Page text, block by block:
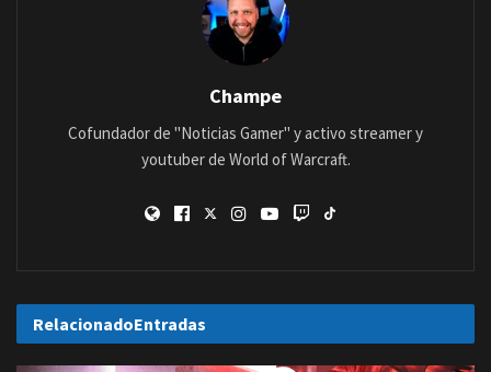
Champe
Cofundador de "Noticias Gamer" y activo streamer y
youtuber de World of Warcraft.
RelacionadoEntradas